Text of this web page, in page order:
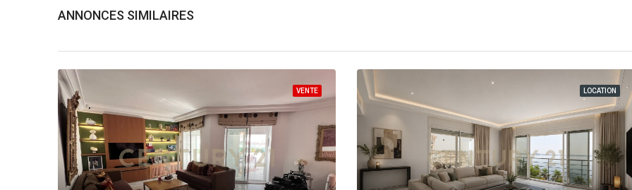
ANNONCES SIMILAIRES
VENTE LOCATION